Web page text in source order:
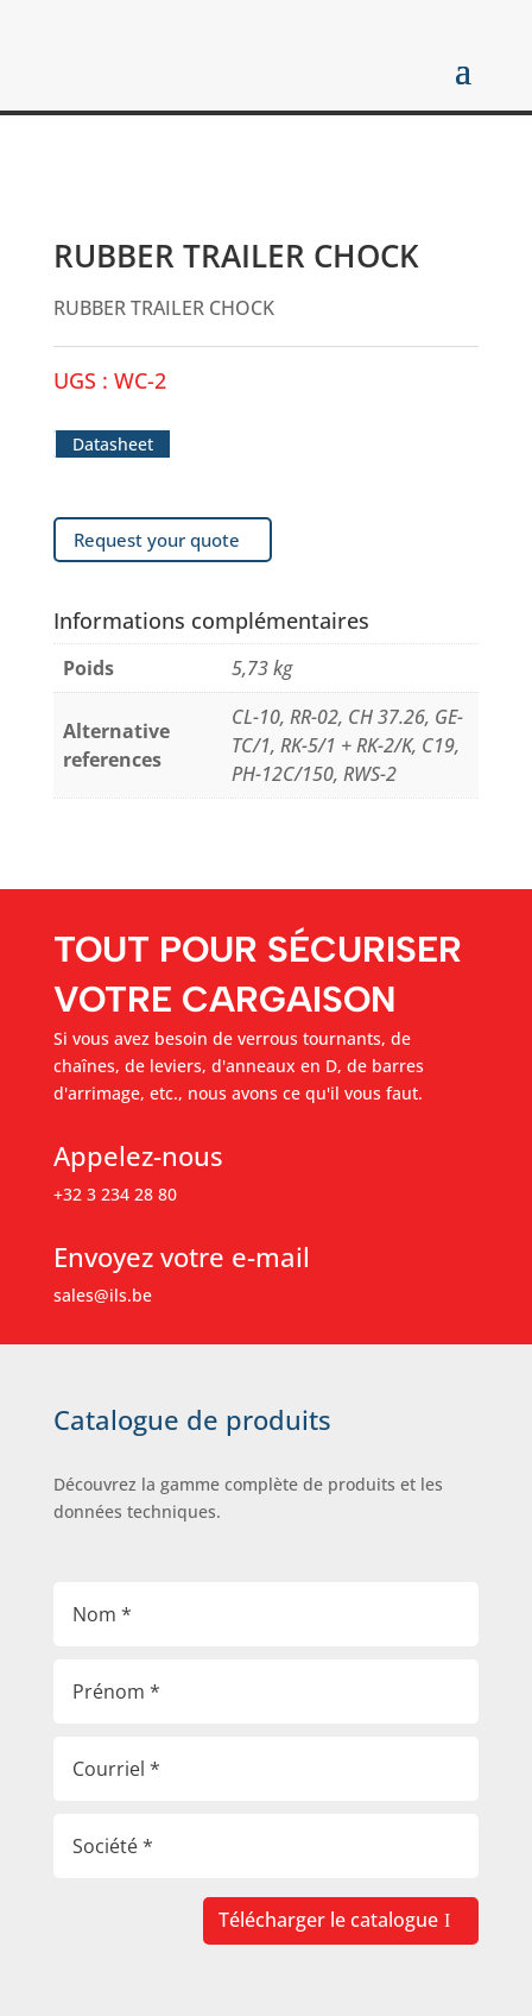
RUBBER TRAILER CHOCK
RUBBER TRAILER CHOCK
UGS : WC-2
Datasheet
Request your quote
Informations complémentaires
Poids 5,73 kg
Alternative
references
CL-10, RR-02, CH 37.26, GE-
TC/1, RK-5/1 + RK-2/K, C19,
PH-12C/150, RWS-2
TOUT POUR SÉCURISER
VOTRE CARGAISON
Si vous avez besoin de verrous tournants, de
chaînes, de leviers, d'anneaux en D, de barres
d'arrimage, etc., nous avons ce qu'il vous faut.
Appelez-nous
+32 3 234 28 80
Envoyez votre e-mail
sales@ils.be
Catalogue de produits
Découvrez la gamme complète de produits et les
données techniques.
Télécharger le catalogue